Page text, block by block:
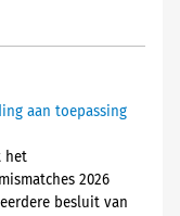
aan toepassing
het
2026
besluit van